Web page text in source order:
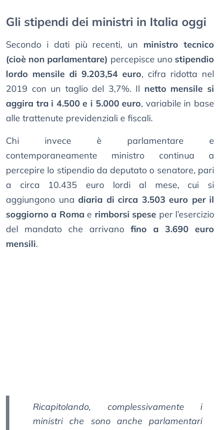
Gli stipendi dei ministri in Italia oggi
Secondo i dati più recenti, un ministro tecnico
(cioè non parlamentare) percepisce uno stipendio
lordo mensile di 9.203,54 euro, cifra ridotta nel
2019 con un taglio del 3,7%. Il netto mensile si
aggira tra i 4.500 e i 5.000 euro, variabile in base
alle trattenute previdenziali e fiscali.
Chi invece è parlamentare e
contemporaneamente ministro continua a
percepire lo stipendio da deputato o senatore, pari
a circa 10.435 euro lordi al mese, cui si
aggiungono una diaria di circa 3.503 euro per il
soggiorno a Roma e rimborsi spese per l’esercizio
del mandato che arrivano fino a 3.690 euro
mensili.
Ricapitolando, complessivamente i
ministri che sono anche parlamentari